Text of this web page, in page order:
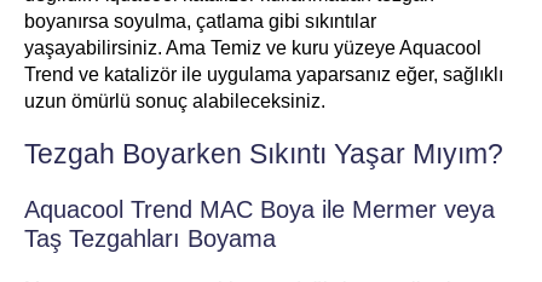
boyanırsa soyulma, çatlama gibi sıkıntılar
yaşayabilirsiniz. Ama Temiz ve kuru yüzeye Aquacool
Trend ve katalizör ile uygulama yaparsanız eğer, sağlıklı
uzun ömürlü sonuç alabileceksiniz.
Tezgah Boyarken Sıkıntı Yaşar Mıyım?
Aquacool Trend MAC Boya ile Mermer veya
Taş Tezgahları Boyama